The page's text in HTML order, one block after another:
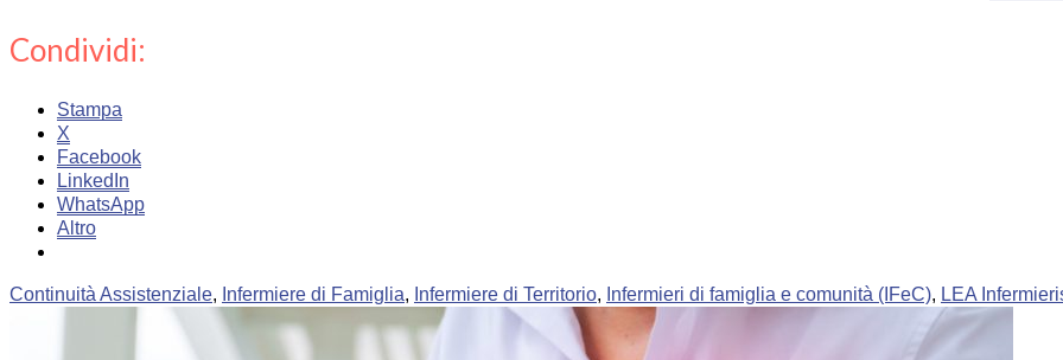
Condividi:
Stampa
X
Facebook
LinkedIn
WhatsApp
Altro
Continuità Assistenziale, Infermiere di Famiglia, Infermiere di Territorio, Infermieri di famiglia e comunità (IFeC), LEA